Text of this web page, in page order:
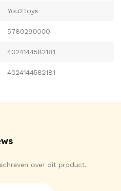
You2Toys
5780290000
4024144582181
4024144582181
over dit product.